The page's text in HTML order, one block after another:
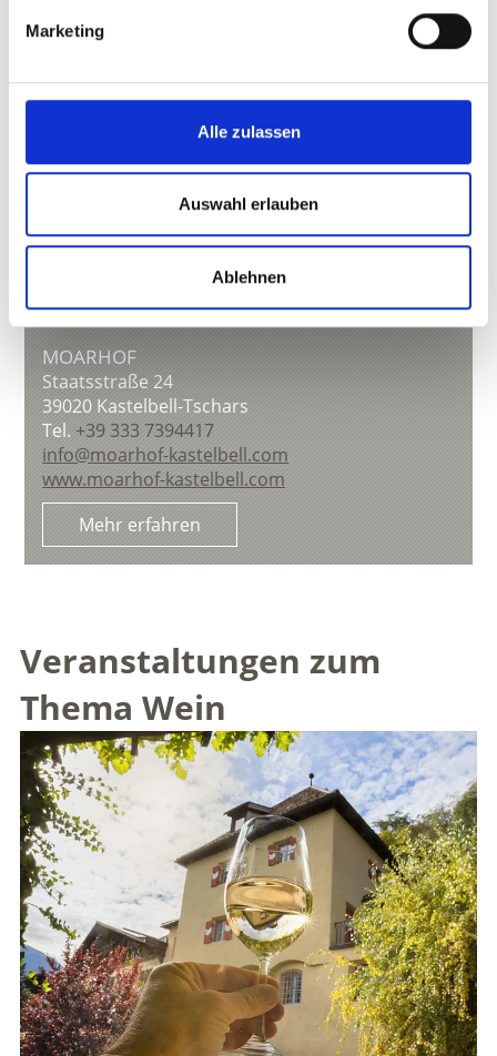
Marketing
Alle zulassen
Auswahl erlauben
Ablehnen
MOARHOF
Staatsstraße 24
39020 Kastelbell-Tschars
Tel. +39 333 7394417
info@moarhof-kastelbell.com
www.moarhof-kastelbell.com
Mehr erfahren
Veranstaltungen zum
Thema Wein